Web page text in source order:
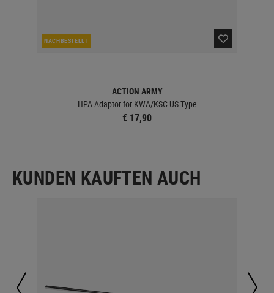
NACHBESTELLT
ACTION ARMY
HPA Adaptor for KWA/KSC US Type
€ 17,90
KUNDEN KAUFTEN AUCH